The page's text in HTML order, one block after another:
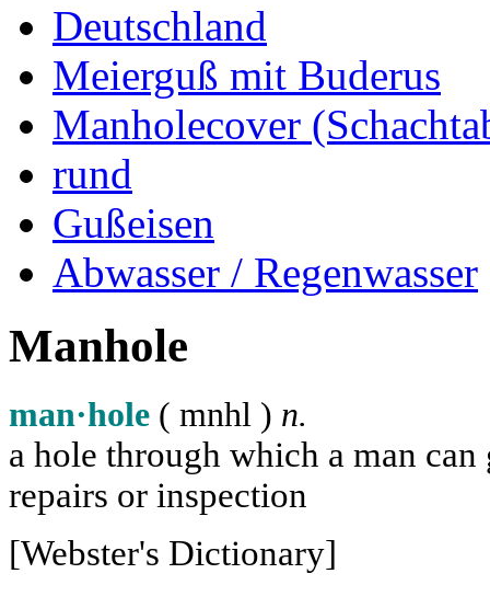
Deutschland
Meierguß mit Buderus
Manholecover
rund
Gußeisen
Abwasser / Regenwasser
Manhole
man·hole ( mnhl ) n.
a hole through which a man
repairs or inspection
[Webster's Dictionary]